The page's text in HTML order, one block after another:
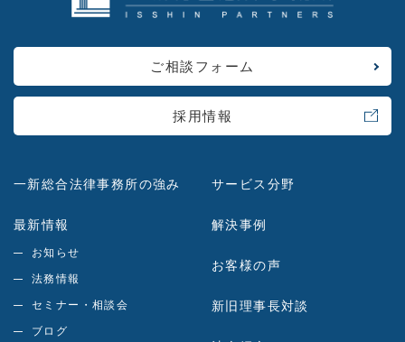
ご相談フォーム
採用情報
一新総合法律事務所の強み
最新情報
お知らせ
法務情報
セミナー・相談会
ブログ
サービス分野
解決事例
お客様の声
新旧理事長対談